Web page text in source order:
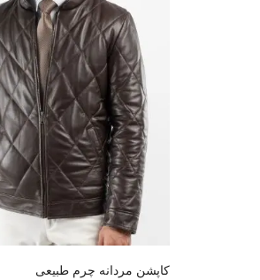
کاپشن مردانه چرم طبیعی